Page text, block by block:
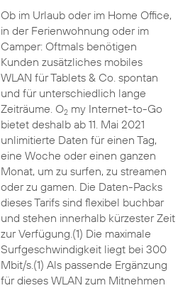
Ob im Urlaub oder im Home Office,
in der Ferienwohnung oder im
Camper: Oftmals benötigen
Kunden zusätzliches mobiles
WLAN für Tablets & Co. spontan
und für unterschiedlich lange
Zeiträume. O2my Internet-to-Go
bietet deshalb ab 11. Mai 2021
unlimitierte Daten für einen Tag,
eine Woche oder einen ganzen
Monat, um zu surfen, zu streamen
oder zu gamen. Die Daten-Packs
dieses Tarifs sind flexibel buchbar
und stehen innerhalb kürzester Zeit
zur Verfügung.(1) Die maximale
Surfgeschwindigkeit liegt bei 300
Mbit/s.(1) Als passende Ergänzung
für dieses WLAN zum Mitnehmen